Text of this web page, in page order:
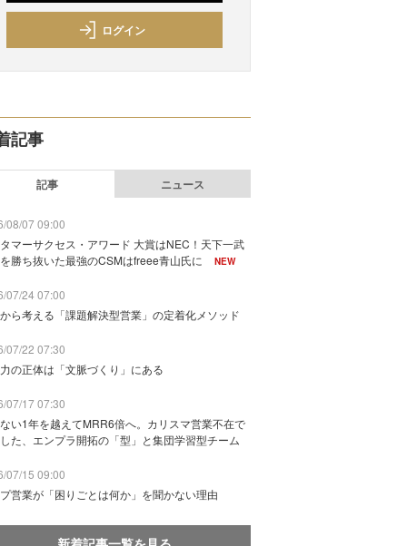
ログイン
記事
記事 ニュース
08/07 09:00
マーサクセス・アワード 大賞はNEC！天下一武
勝ち抜いた最強のCSMはfreee青山氏に
NEW
07/24 07:00
ら考える「課題解決型営業」の定着化メソッド
07/22 07:30
の正体は「文脈づくり」にある
07/17 07:30
い1年を越えてMRR6倍へ。カリスマ営業不在で
た、エンプラ開拓の「型」と集団学習型チーム
07/15 09:00
営業が「困りごとは何か」を聞かない理由